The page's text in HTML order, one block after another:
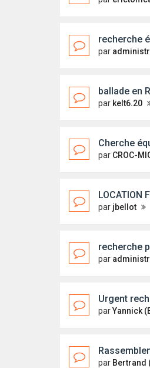
recherche
par
ballade en
par kelt6.20
Cherche
par CROC-
LOCATION
par jbellot
recherche
par
Urgent recherche
parYannick
par Bertrand